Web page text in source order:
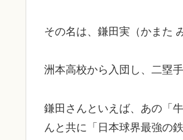
その名は、鎌田実（かまた
洲本高校から入団し、二塁
鎌田さんといえば、あの「
んと共に「日本球界最強の